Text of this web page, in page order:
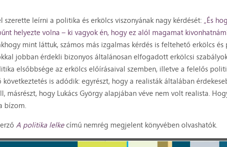
szerette leírni a politika és erkölcs viszonyának nagy kérdését: „És
helyezte volna – ki vagyok én, hogy ez alól magamat
mint láttuk, számos más izgalmas kérdés is feltehető erkölcs
jobban érdekli bizonyos általánosan elfogadott erkölcsi
elsőbbsége az erkölcs előírásaival szemben, illetve a felelős
is adódik: egyrészt, hogy a realisták általában
másrészt, hogy Lukács György alapjában véve nem volt realista.
bízom.
A politika lelkecímű nemrég megjelent könyvében olvashatók.